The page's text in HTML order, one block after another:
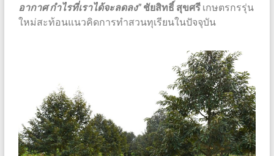
อากาศ กำไรที่เราได้จะลดลง” ชัยสิทธิ์ สุขศรี เกษตรกรรุ่น
ใหม่สะท้อนแนวคิดการทำสวนทุเรียนในปัจจุบัน